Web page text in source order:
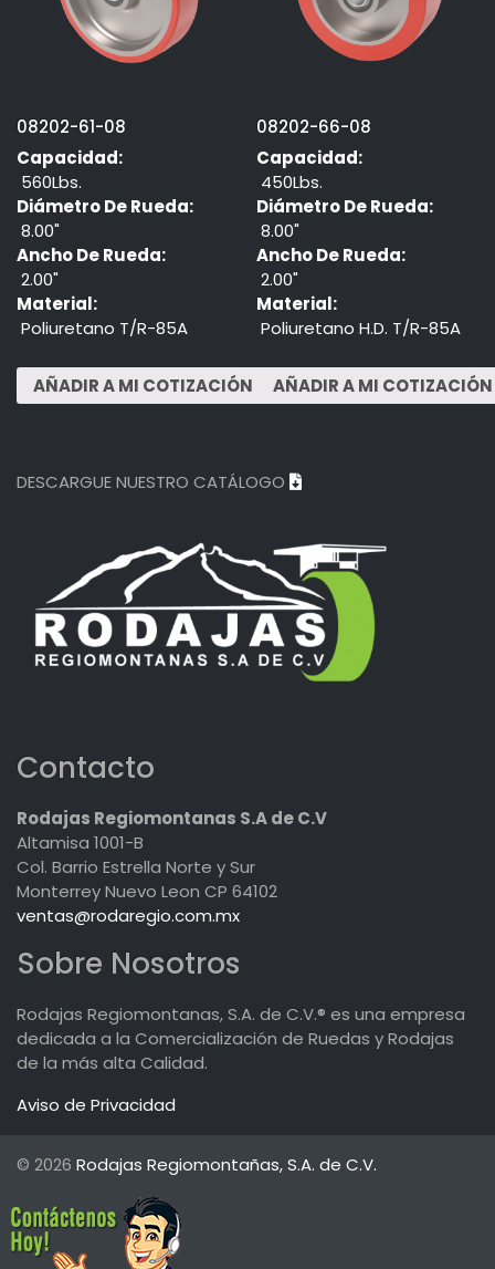
08202-61-08
Capacidad:
560Lbs.
Diámetro De Rueda:
8.00"
Ancho De Rueda:
2.00"
Material:
Poliuretano T/R-85A
08202-66-08
Capacidad:
450Lbs.
Diámetro De Rueda:
8.00"
Ancho De Rueda:
2.00"
Material:
Poliuretano H.D. T/R-85A
DESCARGUE NUESTRO CATÁLOGO
Contacto
Rodajas Regiomontanas S.A de C.V
Altamisa 1001-B
Col. Barrio Estrella Norte y Sur
Monterrey Nuevo Leon CP 64102
ventas@rodaregio.com.mx
Sobre Nosotros
Rodajas Regiomontanas, S.A. de C.V.® es una empresa
dedicada a la Comercialización de Ruedas y Rodajas
de la más alta Calidad.
Aviso de Privacidad
© 2026 Rodajas Regiomontañas, S.A. de C.V.